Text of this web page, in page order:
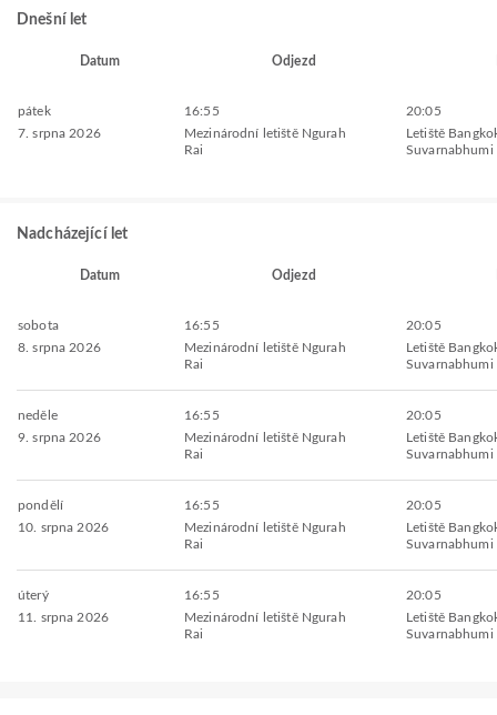
Dnešní let
Datum Odjezd
pátek
7. srpna 2026
16:55
Mezinárodní letiště Ngurah
Rai
20:05
Letiště
Suvarnabhumi
Nadcházející let
Datum Odjezd
sobota
8. srpna 2026
16:55
Mezinárodní letiště Ngurah
Rai
20:05
Letiště
Suvarnabhumi
neděle
9. srpna 2026
16:55
Mezinárodní letiště Ngurah
Rai
20:05
Letiště
Suvarnabhumi
pondělí
10. srpna 2026
16:55
Mezinárodní letiště Ngurah
Rai
20:05
Letiště
Suvarnabhumi
úterý
11. srpna 2026
16:55
Mezinárodní letiště Ngurah
Rai
20:05
Letiště
Suvarnabhumi